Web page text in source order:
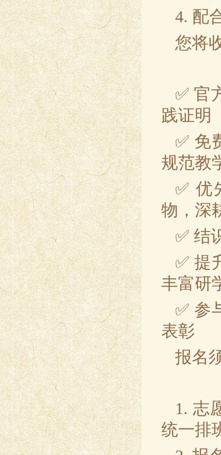
4. 配
您将
✅ 官
践证明
✅ 免
规范教
✅ 优
物，深
✅ 结
✅ 提
丰富研
✅ 参
表彰
报名
1. 志
统一排